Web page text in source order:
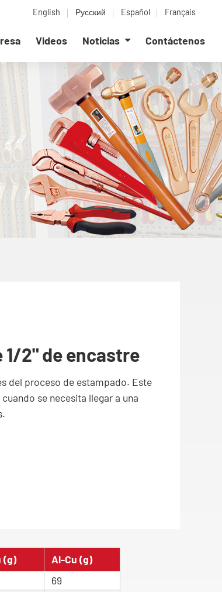
English Русский Español Français
Videos Noticias Contáctenos
1/2" de encastre
del proceso de estampado. Este
se necesita llegar a una
(g)
Al-Cu (g)
69